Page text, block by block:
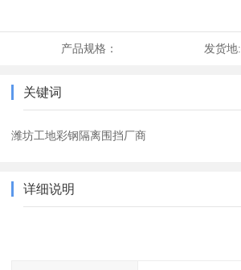
产品规格： 发货地:
关键词
潍坊工地彩钢隔离围挡厂商
详细说明